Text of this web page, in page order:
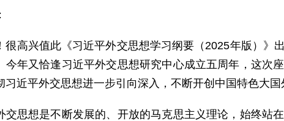
很高兴值此《习近平外交思想学习纲要（2025年版）》
今年又恰逢习近平外交思想研究中心成立五周年，这次
习近平外交思想进一步引向深入，不断开创中国特色大国
交思想是不断发展的、开放的马克思主义理论，始终站